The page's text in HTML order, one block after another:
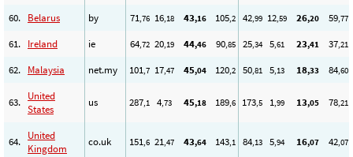
60. Belarus by 71,76 16,18 43,16 105,2 42,99 12,59 26,20 59,77
61. Ireland ie 64,72 20,19 44,46 90,85 25,34 5,61 23,41 37,21
62. Malaysia net.my 101,7 17,47 45,04 120,2 50,81 5,13 18,33 84,60
63. United
States
us 287,1 4,73 45,18 189,6 173,5 1,99 13,05 78,21
64. United
Kingdom
co.uk 151,6 21,47 43,64 143,1 84,13 5,94 16,07 42,07